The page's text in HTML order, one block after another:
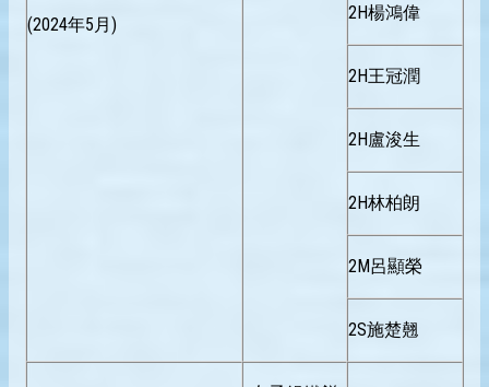
(2024年5月)
2H楊鴻偉
2H王冠潤
2H盧浚生
2H林柏朗
2M呂顯榮
2S施楚翹